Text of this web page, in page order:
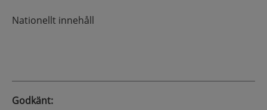
Nationellt innehåll
Godkänt: